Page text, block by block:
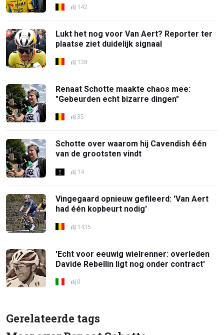
142
Lukt het nog voor Van Aert? Reporter ter
plaatse ziet duidelijk signaal
138
Renaat Schotte maakte chaos mee:
"Gebeurden echt bizarre dingen"
35
Schotte over waarom hij Cavendish één
van de grootsten vindt
14
Vingegaard opnieuw gefileerd: 'Van Aert
had één kopbeurt nodig'
1435
'Echt voor eeuwig wielrenner: overleden
Davide Rebellin ligt nog onder contract'
0
Gerelateerde tags